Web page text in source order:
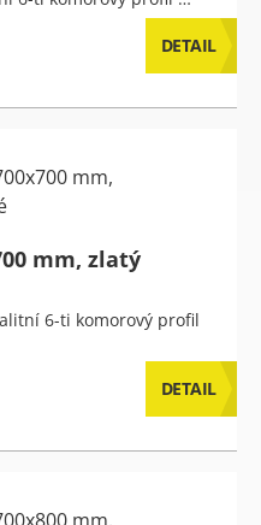
DETAIL
mm, zlatý
6-ti komorový profil
DETAIL